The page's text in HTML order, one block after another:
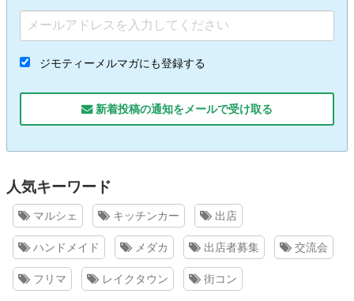
ジモティーメルマガにも登録する
新着投稿の通知をメールで受け取る
人気キーワード
マルシェ キッチンカー 出店
ハンドメイド メダカ 出店者募集 交流会
フリマ レイクタウン 街コン